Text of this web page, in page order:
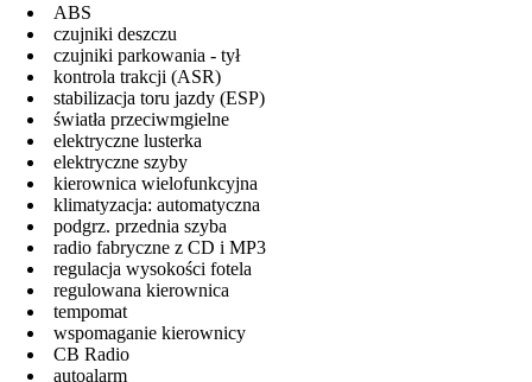
ABS
czujniki deszczu
czujniki parkowania - tył
kontrola trakcji (ASR)
stabilizacja toru jazdy (ESP)
światła przeciwmgielne
elektryczne lusterka
elektryczne szyby
kierownica wielofunkcyjna
klimatyzacja: automatyczna
podgrz. przednia szyba
radio fabryczne z CD i MP3
regulacja wysokości fotela
regulowana kierownica
tempomat
wspomaganie kierownicy
CB Radio
autoalarm